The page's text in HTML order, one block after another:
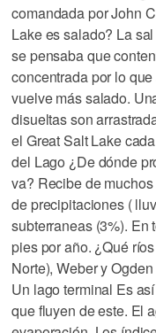
comandada por John
Lake es salado? La
se pensaba que
concentrada por lo
vuelve más salado.
disueltas son
el Great Salt Lake
del Lago ¿De dónde
va? Recibe de
de precipitaciones (
subterraneas (3%). En
pies por año. ¿Qué
Norte), Weber y
Un lago terminal Es
que fluyen de este. El